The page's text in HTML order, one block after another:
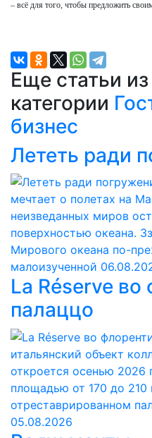
– всё для того, чтобы предложить
Еще статьи из
категории
бизнес
Лететь ради
мечтает о полетах на
неизведанных миров
поверхностью океана.
Мирового океана по-
малоизученной
La Réserve
палаццо
итальянский объект
откроется осенью 2026
площадью от 170 до 210
отреставрированном
05.08.2026